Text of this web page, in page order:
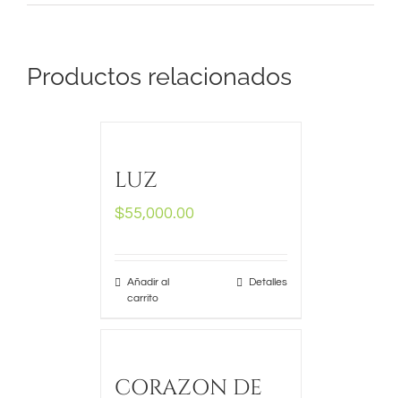
Productos relacionados
LUZ
$55,000.00
Añadir al
carrito
Detalles
CORAZON DE